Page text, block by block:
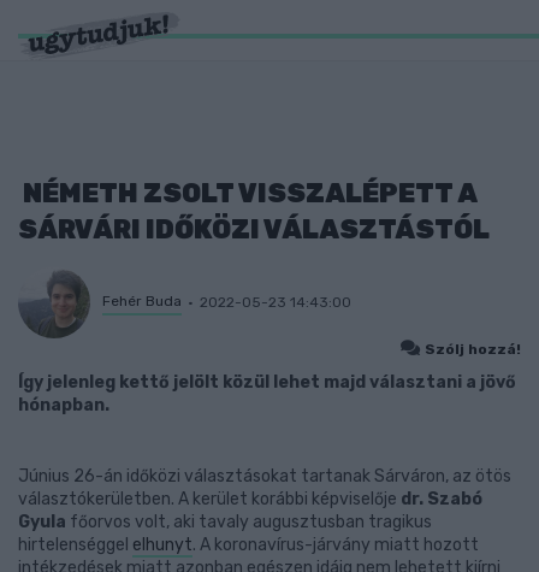
NÉMETH ZSOLT VISSZALÉPETT A
SÁRVÁRI IDŐKÖZI VÁLASZTÁSTÓL
Fehér Buda 2022-05-23 14:43:00
Szólj hozzá!
Így jelenleg kettő jelölt közül lehet majd választani a jövő
hónapban.
Június 26-án időközi választásokat tartanak Sárváron, az ötös
választókerületben. A kerület korábbi képviselője dr. Szabó
Gyula főorvos volt, aki tavaly augusztusban tragikus
hirtelenséggel elhunyt. A koronavírus-járvány miatt hozott
intékzedések miatt azonban egészen idáig nem lehetett kiírni